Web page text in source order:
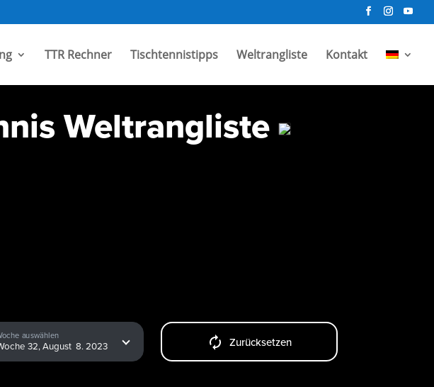
TTR Rechner Tischtennistipps Weltrangliste Kontakt
Weltrangliste
auswählen
Zurücksetzen